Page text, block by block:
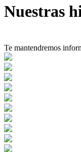
Nuestras
Te mantendremos